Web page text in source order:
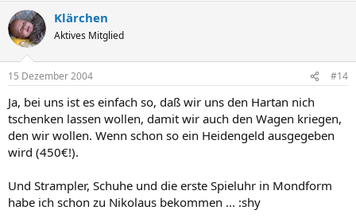
Klärchen
Aktives Mitglied
15 Dezember 2004 #14
Ja, bei uns ist es einfach so, daß wir uns den Hartan nich
tschenken lassen wollen, damit wir auch den Wagen kriegen,
den wir wollen. Wenn schon so ein Heidengeld ausgegeben
wird (450€!).
Und Strampler, Schuhe und die erste Spieluhr in Mondform
habe ich schon zu Nikolaus bekommen ... :shy